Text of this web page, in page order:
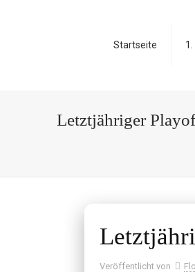
Startseite
Letztjähriger
Veröffentlicht von